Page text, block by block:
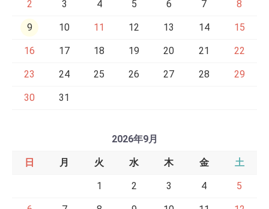
2 3 4 5 6 7 8
9 10 11 12 13 14 15
16 17 18 19 20 21 22
23 24 25 26 27 28 29
30 31
2026年9月
日 月 火 水 木 金 土
1 2 3 4 5